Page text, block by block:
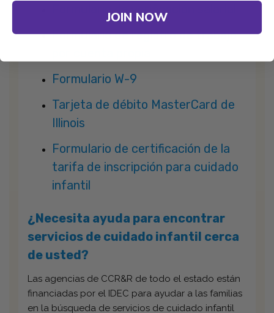
Formulario de verificación salarial
Formulario de registro de trabajo
Formulario W-9
Tarjeta de débito MasterCard de
Illinois
Formulario de certificación de la
tarifa de inscripción para cuidado
infantil
¿Necesita ayuda para encontrar
servicios de cuidado infantil cerca
de usted?
Las agencias de CCR&R de todo el estado están
financiadas por el IDEC para ayudar a las familias
en la búsqueda de servicios de cuidado infantil
JOIN NOW